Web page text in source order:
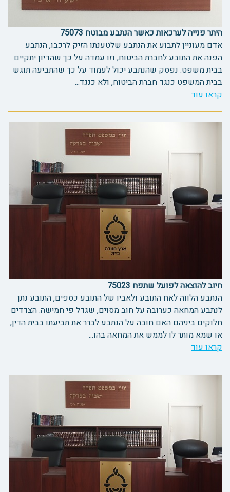
היתר פנייה לערכאות כאשר הנתבע מבוטח 75073
אדם מעוניין לתבוע את הנתבע שלטענתו הזיק לרכבו, הנתבע
הפנה את התובע לחברת הביטוח, וזו עמדה על כך שהדיון יתקיים
בבית משפט. נפסק שהנתבע יכול לעמוד על כך שהתביעה תוגש
בבית המשפט כנגד חברת הביטוח, ולא כנגד...
קראו עוד
חיוב להוצאה לפועל שתפח 75023
הנתבע הלווה לאח התובע ולאביו של התובע כספים, התובע נתן
לנתבע המחאה כערובה על חוב מסוים, שגדל פי חמישה. הצדדים
חלוקים ביניהם האם חובה על הנתבע לברר את תביעתו בבית הדין,
או שמא מותר לו לממש את המחאה בהו...
קראו עוד